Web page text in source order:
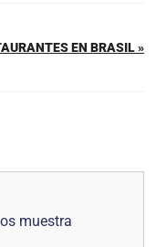
EN BRASIL »
muestra